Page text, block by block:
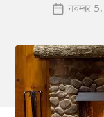
नवम्बर